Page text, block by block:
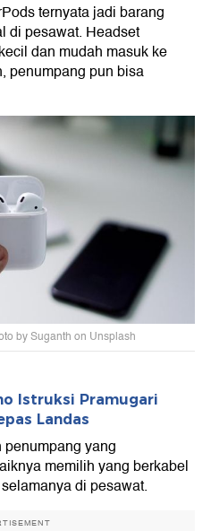
ternyata jadi barang
di pesawat. Headset
dan mudah masuk ke
penumpang pun bisa
by Suganth on Unsplash
Istruksi Pramugari
Landas
yang
memilih yang berkabel
di pesawat.